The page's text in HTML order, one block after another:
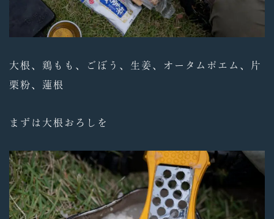
大根、鶏もも、ごぼう、生姜、オータムポエム、片
栗粉、蓮根
まずは大根おろしを